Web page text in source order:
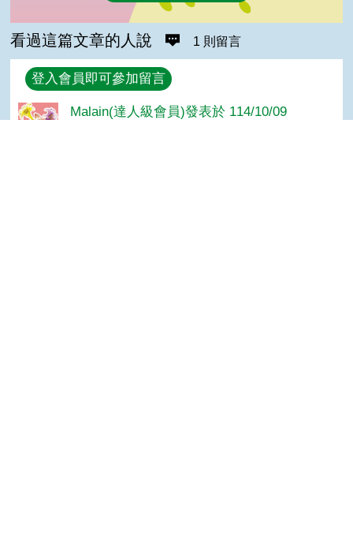
看過這篇文章的人說 1 則留言
回覆
登入會員即可參加留言
Malain(達人級會員)發表於 114/10/09